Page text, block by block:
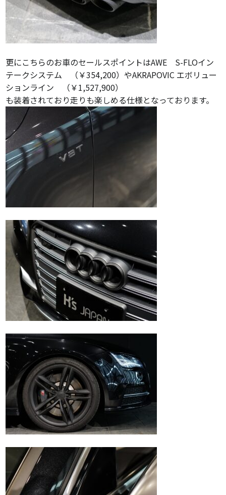
更にこちらのお車のセールスポイントはAWE S-FLOイン
テークシステム （￥354,200）やAKRAPOVIC エボリュー
ションライン （￥1,527,900）
も装着されており走りも楽しめる仕様となっております。